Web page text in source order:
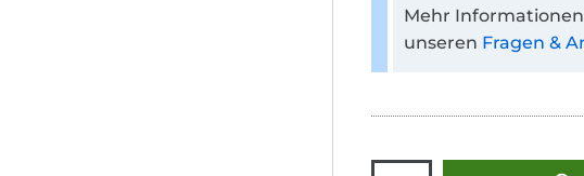
Mehr
unseren Fragen &